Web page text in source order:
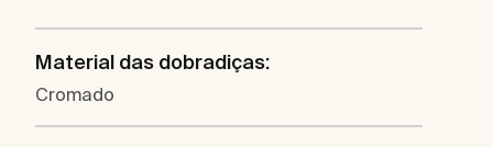
Material das dobradiças:
Cromado